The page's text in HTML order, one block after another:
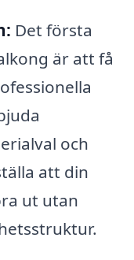
Det första
är att få
och
att din
ut utan